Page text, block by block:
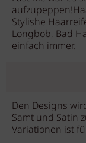
Stylishe
Longbob, Bad
einfach immer.
Den Designs
Samt und Satin
Variationen ist